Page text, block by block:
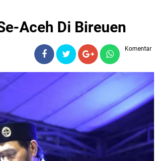
Aceh Di Bireuen
Komentar